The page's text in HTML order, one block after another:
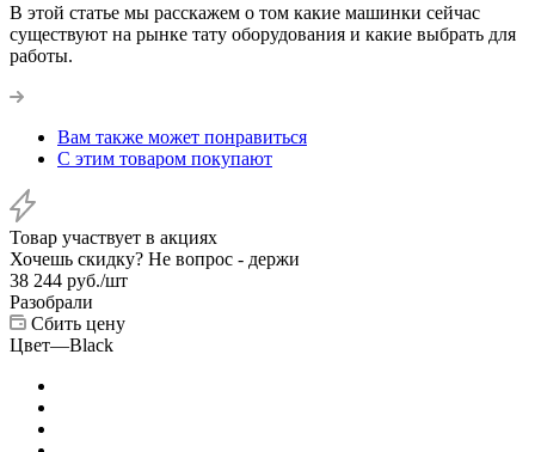
В этой статье мы расскажем о том какие машинки сейчас
существуют на рынке тату оборудования и какие выбрать для
работы.
Вам также может понравиться
С этим товаром покупают
Товар участвует в акциях
Хочешь скидку? Не вопрос - держи
38 244 руб./шт
Разобрали
Сбить цену
Цвет—Black